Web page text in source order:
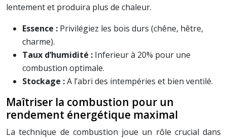
lentement et produira plus de chaleur.
Essence : Privilégiez les bois durs (chêne, hêtre,
charme).
Taux d’humidité : Inferieur à 20% pour une
combustion optimale.
Stockage :A l’abri des intempéries et bien ventilé.
Maîtriser la combustion pour un
rendement énergétique maximal
La technique de combustion joue un rôle crucial dans